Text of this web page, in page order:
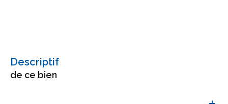
descriptif
de ce bien